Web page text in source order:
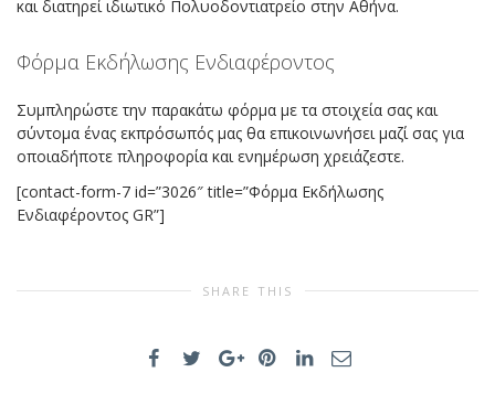
και διατηρεί ιδιωτικό Πολυοδοντιατρείο στην Αθήνα.
Φόρμα Εκδήλωσης Ενδιαφέροντος
Συμπληρώστε την παρακάτω φόρμα με τα στοιχεία σας και
σύντομα ένας εκπρόσωπός μας θα επικοινωνήσει μαζί σας για
οποιαδήποτε πληροφορία και ενημέρωση χρειάζεστε.
[contact-form-7 id=”3026″ title=”Φόρμα Εκδήλωσης
Ενδιαφέροντος GR”]
SHARE THIS